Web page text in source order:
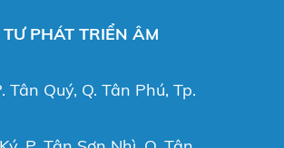
PHÁT TRIỂN ÂM
Quý, Q. Tân Phú, Tp.